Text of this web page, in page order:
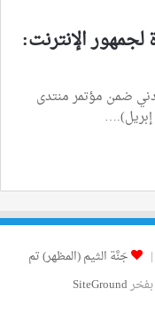
الإنترنت:
ضمن مؤتمر منتدى
جَنَّة الثيم (المظهر) تم
SiteGround